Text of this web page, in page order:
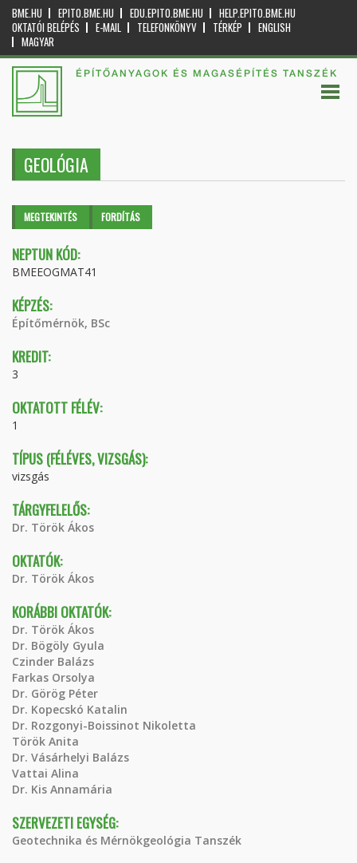
BME.HU EPITO.BME.HU EDU.EPITO.BME.HU
HELP.EPITO.BME.HU
OKTATÓI BELÉPÉS
E-MAIL TELEFONKÖNYV TÉRKÉP
ENGLISH
MAGYAR
ÉPÍTŐANYAGOK ÉS MAGASÉPÍTÉS TANSZÉK
GEOLÓGIA
Elsődleges fülek
MEGTEKINTÉS (AKTÍVFORDÍTÁS
NEPTUN KÓD:
BMEEOGMAT41
KÉPZÉS:
Építőmérnök, BSc
KREDIT:
3
OKTATOTT FÉLÉV:
1
TÍPUS (FÉLÉVES, VIZSGÁS):
vizsgás
TÁRGYFELELŐS:
Dr. Török Ákos
OKTATÓK:
Dr. Török Ákos
KORÁBBI OKTATÓK:
Dr. Török Ákos
Dr. Bögöly Gyula
Czinder Balázs
Farkas Orsolya
Dr. Görög Péter
Dr. Kopecskó Katalin
Dr. Rozgonyi-Boissinot Nikoletta
Török Anita
Dr. Vásárhelyi Balázs
Vattai Alina
Dr. Kis Annamária
SZERVEZETI EGYSÉG:
Geotechnika és Mérnökgeológia Tanszék